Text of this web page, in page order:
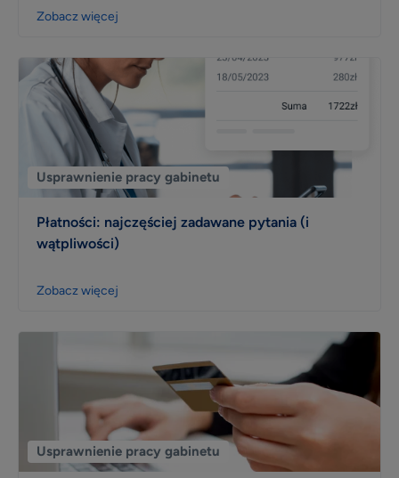
Wizerunek
Kalkulator
Efektywność i rozwój
Widoczność w sieci
Komunikacja z pacjentami
Patient experience
Dla placówek medycznych
Aktualizacja profilu placówki
Szkolenia online
Instrukcje i pomoc
Zobacz więcej
Usprawnienie pracy gabinetu
Płatności: najczęściej zadawane pytania (i
wątpliwości)
Zobacz więcej
Usprawnienie pracy gabinetu